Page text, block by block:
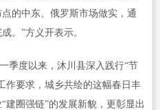
的中东、俄罗斯市场做实，通
。”方义开表示。
季度以来，沐川县深入践行“节
作要求，城乡共绘的这幅春日丰
建圈强链”的发展新貌，更彰显出